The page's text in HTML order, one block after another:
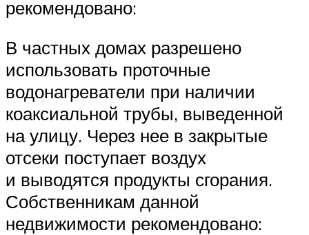
рекомендовано:
В частных домах разрешено
использовать проточные
водонагреватели при наличии
коаксиальной трубы, выведенной
на улицу. Через нее в закрытые
отсеки поступает воздух
и выводятся продукты сгорания.
Собственникам данной
недвижимости рекомендовано: